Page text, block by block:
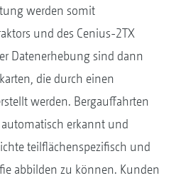
werden somit
und des Cenius-2TX
Datenerhebung sind dann
die durch einen
werden. Bergauffahrten
erkannt und
teilflächenspezifisch und
abbilden zu können. Kunden